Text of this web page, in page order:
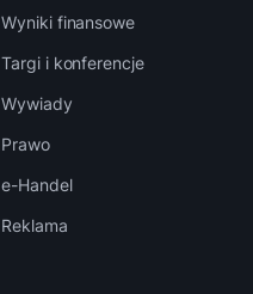
Wyniki finansowe
Targi i konferencje
Wywiady
Prawo
e-Handel
Reklama